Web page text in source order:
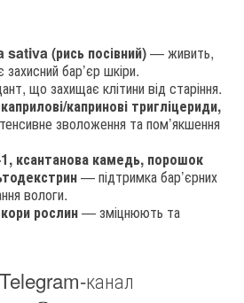
sativa (рись посівний)— живить,
бар’єр шкіри.
що захищає клітини від старіння.
капринові тригліцериди,
зволоження та пом’якшення
ксантанова камедь, порошок
— підтримка бар’єрних
вологи.
рослин— зміцнюють та
канал